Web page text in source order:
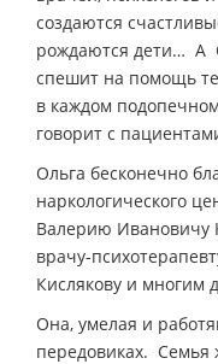
создаются
рождаются дети… А
спешит на помощь
в каждом
говорит с
Ольга бесконечно
наркологического
Валерию Ивановичу
врачу-
Кислякову и многим
Она, умелая и
передовиках. Семья